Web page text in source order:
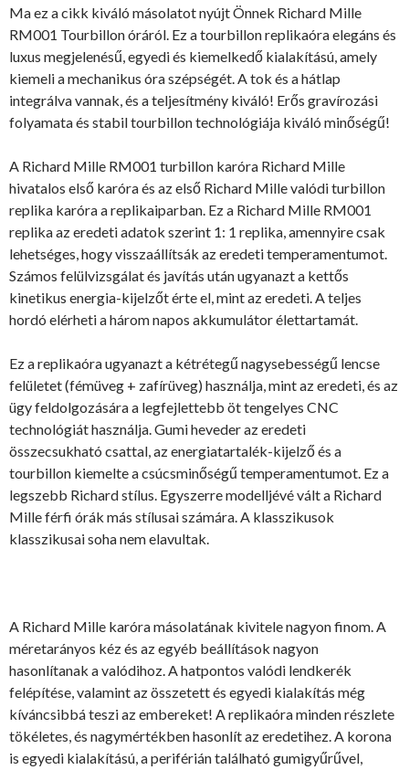
Ma ez a cikk kiváló másolatot nyújt Önnek Richard Mille
RM001 Tourbillon óráról. Ez a tourbillon replikaóra elegáns és
luxus megjelenésű, egyedi és kiemelkedő kialakítású, amely
kiemeli a mechanikus óra szépségét. A tok és a hátlap
integrálva vannak, és a teljesítmény kiváló! Erős gravírozási
folyamata és stabil tourbillon technológiája kiváló minőségű!
A Richard Mille RM001 turbillon karóra Richard Mille
hivatalos első karóra és az első Richard Mille valódi turbillon
replika karóra a replikaiparban. Ez a Richard Mille RM001
replika az eredeti adatok szerint 1: 1 replika, amennyire csak
lehetséges, hogy visszaállítsák az eredeti temperamentumot.
Számos felülvizsgálat és javítás után ugyanazt a kettős
kinetikus energia-kijelzőt érte el, mint az eredeti. A teljes
hordó elérheti a három napos akkumulátor élettartamát.
Ez a replikaóra ugyanazt a kétrétegű nagysebességű lencse
felületet (fémüveg + zafírüveg) használja, mint az eredeti, és az
ügy feldolgozására a legfejlettebb öt tengelyes CNC
technológiát használja. Gumi heveder az eredeti
összecsukható csattal, az energiatartalék-kijelző és a
tourbillon kiemelte a csúcsminőségű temperamentumot. Ez a
legszebb Richard stílus. Egyszerre modelljévé vált a Richard
Mille férfi órák más stílusai számára. A klasszikusok
klasszikusai soha nem elavultak.
A Richard Mille karóra másolatának kivitele nagyon finom. A
méretarányos kéz és az egyéb beállítások nagyon
hasonlítanak a valódihoz. A hatpontos valódi lendkerék
felépítése, valamint az összetett és egyedi kialakítás még
kíváncsibbá teszi az embereket! A replikaóra minden részlete
tökéletes, és nagymértékben hasonlít az eredetihez. A korona
is egyedi kialakítású, a periférián található gumigyűrűvel,